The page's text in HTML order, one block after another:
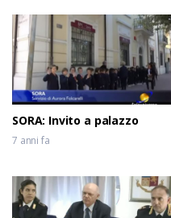
SORA: Invito a palazzo
7 anni fa